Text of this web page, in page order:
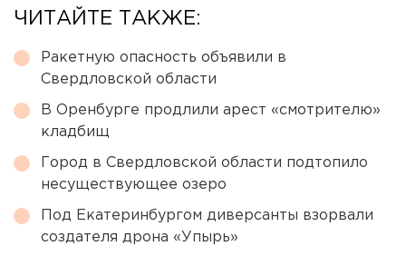
ЧИТАЙТЕ ТАКЖЕ:
Ракетную опасность объявили в
Свердловской области
В Оренбурге продлили арест «смотрителю»
кладбищ
Город в Свердловской области подтопило
несуществующее озеро
Под Екатеринбургом диверсанты взорвали
создателя дрона «Упырь»